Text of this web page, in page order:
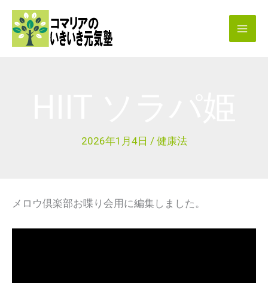
2026年1月4日 / 健康法
メロウ倶楽部お喋り会用に編集しました。